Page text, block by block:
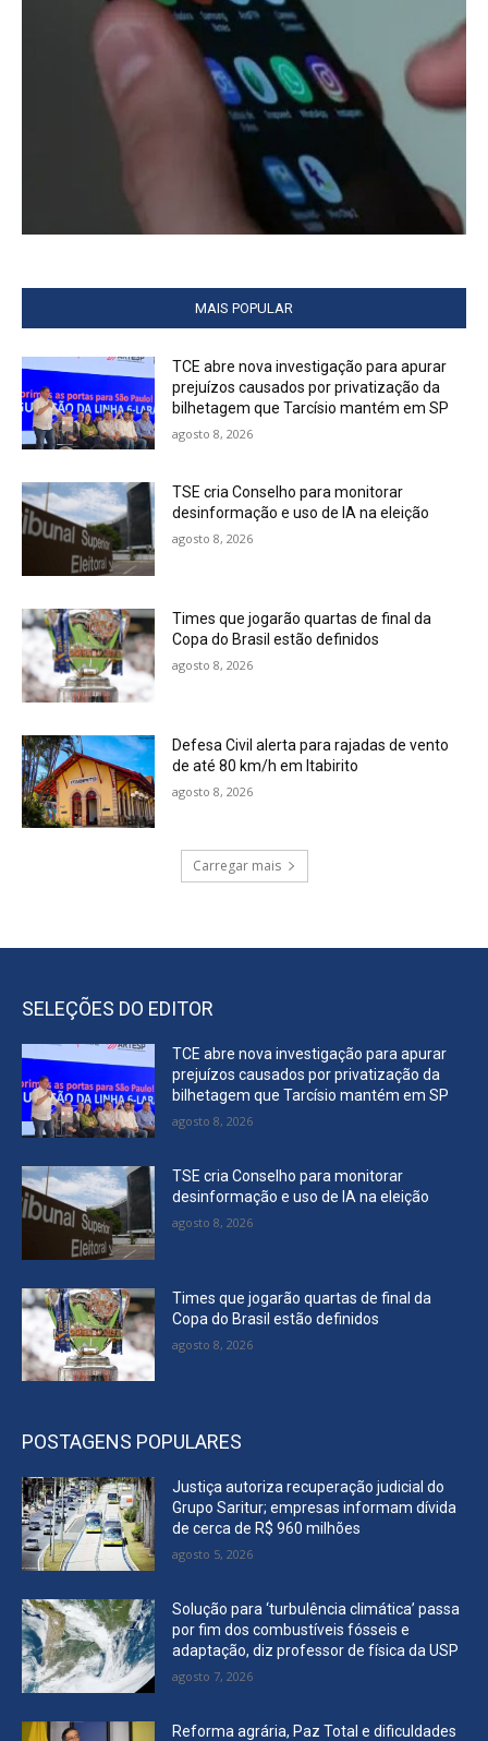
MAIS POPULAR
TCE abre nova investigação para apurar
prejuízos causados por privatização da
bilhetagem que Tarcísio mantém em SP
agosto 8, 2026
TSE cria Conselho para monitorar
desinformação e uso de IA na eleição
agosto 8, 2026
Times que jogarão quartas de final da
Copa do Brasil estão definidos
agosto 8, 2026
Defesa Civil alerta para rajadas de vento
de até 80 km/h em Itabirito
agosto 8, 2026
Carregar mais
SELEÇÕES DO EDITOR
TCE abre nova investigação para apurar
prejuízos causados por privatização da
bilhetagem que Tarcísio mantém em SP
agosto 8, 2026
TSE cria Conselho para monitorar
desinformação e uso de IA na eleição
agosto 8, 2026
Times que jogarão quartas de final da
Copa do Brasil estão definidos
agosto 8, 2026
POSTAGENS POPULARES
Justiça autoriza recuperação judicial do
Grupo Saritur; empresas informam dívida
de cerca de R$ 960 milhões
agosto 5, 2026
Solução para ‘turbulência climática’ passa
por fim dos combustíveis fósseis e
adaptação, diz professor de física da USP
agosto 7, 2026
Reforma agrária, Paz Total e dificuldades